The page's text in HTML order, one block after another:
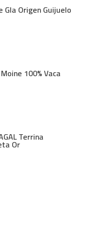
Gla Origen Guijuelo
100% Vaca
Terrina
Or